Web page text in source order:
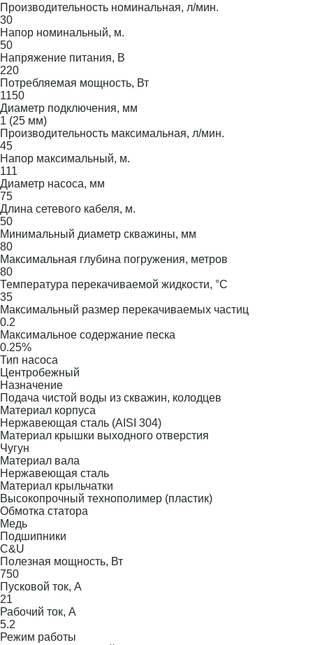
Производительность номинальная, л/мин.
30
Напор номинальный, м.
50
Напряжение питания, В
220
Потребляемая мощность, Вт
1150
Диаметр подключения, мм
1 (25 мм)
Производительность максимальная, л/мин.
45
Напор максимальный, м.
111
Диаметр насоса, мм
75
Длина сетевого кабеля, м.
50
Минимальный диаметр скважины, мм
80
Максимальная глубина погружения, метров
80
Температура перекачиваемой жидкости, °C
35
Максимальный размер перекачиваемых частиц
0.2
Максимальное содержание песка
0.25%
Тип насоса
Центробежный
Назначение
Подача чистой воды из скважин, колодцев
Материал корпуса
Нержавеющая сталь (AISI 304)
Материал крышки выходного отверстия
Чугун
Материал вала
Нержавеющая сталь
Материал крыльчатки
Высокопрочный технополимер (пластик)
Обмотка статора
Медь
Подшипники
C&U
Полезная мощность, Вт
750
Пусковой ток, А
21
Рабочий ток, А
5.2
Режим работы